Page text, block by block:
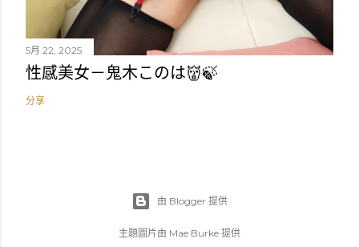
5月 22, 2025
性感美女－鬼木このは👹🍃
分享
由 Blogger 提供
主題圖片由 Mae Burke 提供